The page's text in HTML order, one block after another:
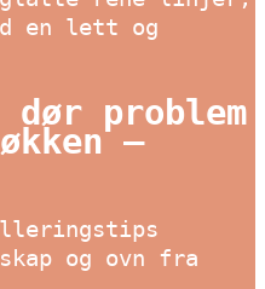
en lett og
dør problem
–
og ovn fra